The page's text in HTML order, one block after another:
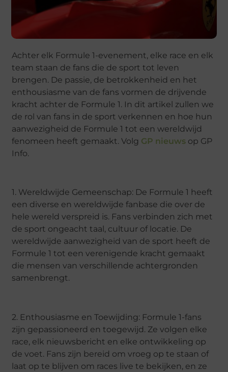
Achter elk Formule 1-evenement, elke race en elk
team staan de fans die de sport tot leven
brengen. De passie, de betrokkenheid en het
enthousiasme van de fans vormen de drijvende
kracht achter de Formule 1. In dit artikel zullen we
de rol van fans in de sport verkennen en hoe hun
aanwezigheid de Formule 1 tot een wereldwijd
fenomeen heeft gemaakt. Volg GP nieuws op GP
Info.
1. Wereldwijde Gemeenschap: De Formule 1 heeft
een diverse en wereldwijde fanbase die over de
hele wereld verspreid is. Fans verbinden zich met
de sport ongeacht taal, cultuur of locatie. De
wereldwijde aanwezigheid van de sport heeft de
Formule 1 tot een verenigende kracht gemaakt
die mensen van verschillende achtergronden
samenbrengt.
2. Enthousiasme en Toewijding: Formule 1-fans
zijn gepassioneerd en toegewijd. Ze volgen elke
race, elk nieuwsbericht en elke ontwikkeling op
de voet. Fans zijn bereid om vroeg op te staan of
laat op te blijven om races live te bekijken, en ze